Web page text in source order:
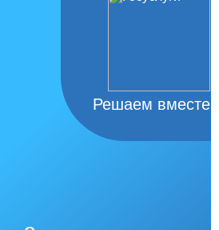
Решаем вместе